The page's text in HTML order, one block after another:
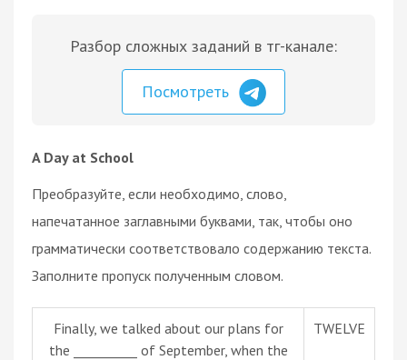
Разбор сложных заданий в тг-канале:
Посмотреть
A Day at School
Преобразуйте, если необходимо, слово,
напечатанное заглавными буквами, так, чтобы оно
грамматически соответствовало содержанию текста.
Заполните пропуск полученным словом.
Finally, we talked about our plans for
the __________ of September, when the
TWELVE